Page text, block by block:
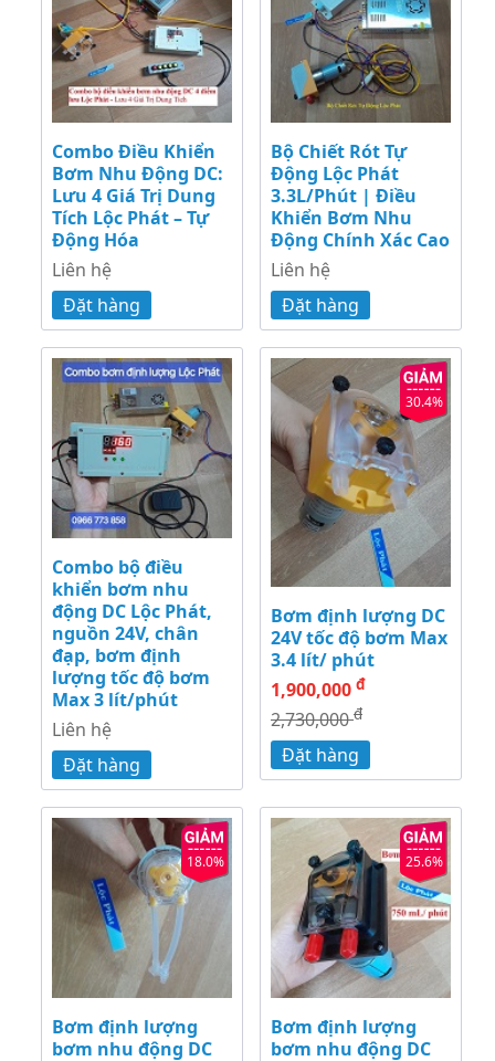
Combo Điều Khiển
Bơm Nhu Động DC:
Lưu 4 Giá Trị Dung
Tích Lộc Phát – Tự
Động Hóa
Liên hệ
Đặt hàng
Bộ Chiết Rót Tự
Động Lộc Phát
3.3L/Phút | Điều
Khiển Bơm Nhu
Động Chính Xác Cao
Liên hệ
Đặt hàng
Combo bộ điều
khiển bơm nhu
động DC Lộc Phát,
nguồn 24V, chân
đạp, bơm định
lượng tốc độ bơm
Max 3 lít/phút
Liên hệ
Đặt hàng
30.4%
Bơm định lượng DC
24V tốc độ bơm Max
3.4 lít/ phút
1,900,000 đ
2,730,000đ
Đặt hàng
18.0%
Bơm định lượng
bơm nhu động DC
25.6%
Bơm định lượng
bơm nhu động DC